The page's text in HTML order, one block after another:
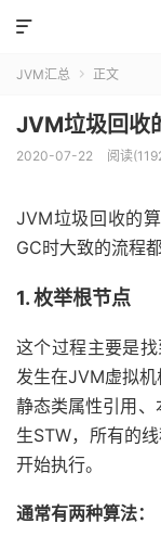

JVM汇总  正文
JVM垃圾回收
2020-07-22 阅读(
JVM垃圾回收的
GC时大致的流程
1. 枚举根节点
这个过程主要是
发生在JVM虚拟
静态类属性引用
生STW，所有的
开始执行。
通常有两种算法：